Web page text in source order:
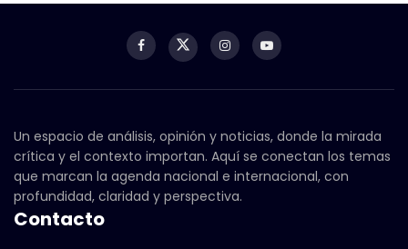
Un espacio de análisis, opinión y noticias, donde la mirada
crítica y el contexto importan. Aquí se conectan los temas
que marcan la agenda nacional e internacional, con
profundidad, claridad y perspectiva.
Contacto